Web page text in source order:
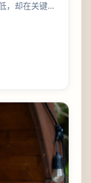
，却在关键场
住全片记忆